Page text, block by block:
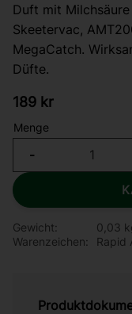
Duft mit
Skeetervac,
MegaCatch.
Düfte.
189 kr
Menge
-
Gewicht
0,03
Warenzeichen
Rapid